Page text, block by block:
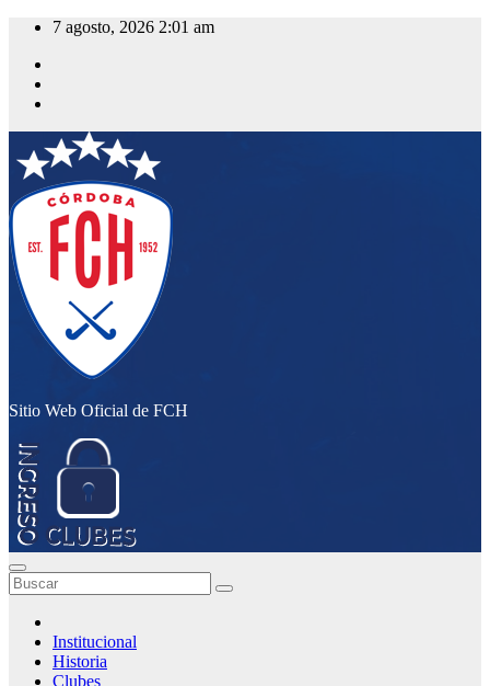
Saltar
contenido
7 agosto, 2026 2:01 am
Sitio Web Oficial de FCH
Institucional
Historia
Clubes